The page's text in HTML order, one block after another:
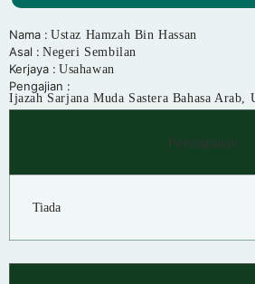
Nama : Ustaz Hamzah Bin Hassan
Asal : Negeri Sembilan
Kerjaya : Usahawan
Pengajian :
Ijazah Sarjana Muda Sastera Bahasa
Pencapaian
Tiada